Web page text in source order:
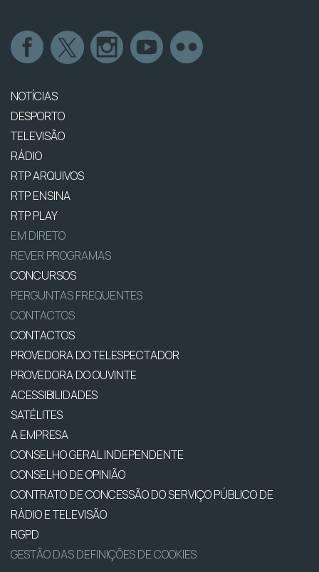
NOTÍCIAS
DESPORTO
TELEVISÃO
RÁDIO
RTP ARQUIVOS
RTP ENSINA
RTP PLAY
EM DIRETO
REVER PROGRAMAS
CONCURSOS
PERGUNTAS FREQUENTES
CONTACTOS
CONTACTOS
PROVEDORA DO TELESPECTADOR
PROVEDORA DO OUVINTE
ACESSIBILIDADES
SATÉLITES
A EMPRESA
CONSELHO GERAL INDEPENDENTE
CONSELHO DE OPINIÃO
CONTRATO DE CONCESSÃO DO SERVIÇO PÚBLICO DE
RÁDIO E TELEVISÃO
RGPD
GESTÃO DAS DEFINIÇÕES DE COOKIES